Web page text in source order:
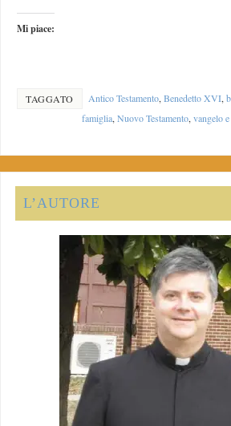
Mi piace:
TAGGATO Antico Testamento,Benedetto XVI,
famiglia,Nuovo Testamento,vangelo
L’AUTORE